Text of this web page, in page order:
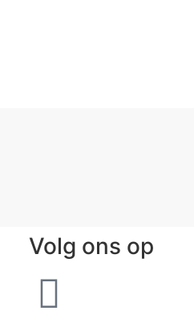
Volg ons op